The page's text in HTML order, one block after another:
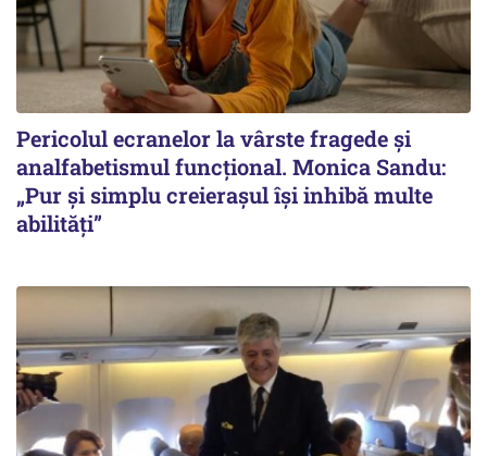
Pericolul ecranelor la vârste fragede și
analfabetismul funcțional. Monica Sandu:
„Pur și simplu creierașul își inhibă multe
abilități”